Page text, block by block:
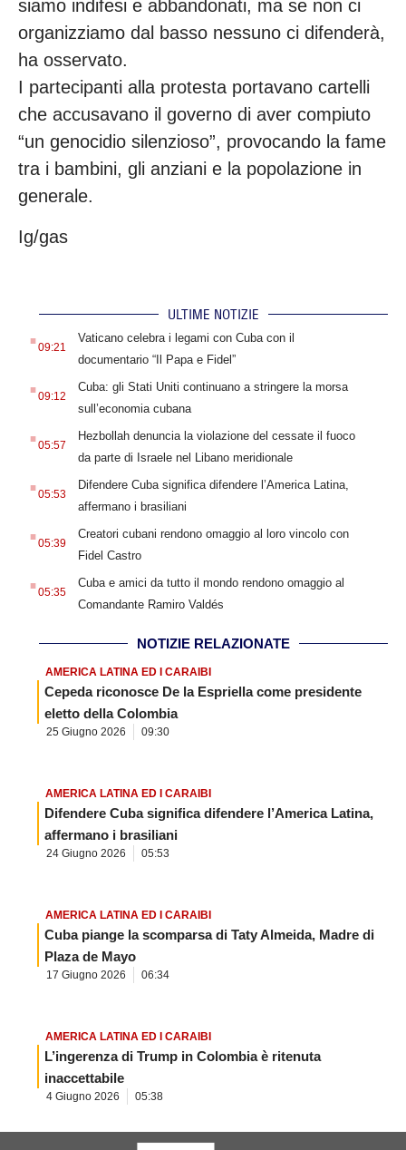
siamo indifesi e abbandonati, ma se non ci
organizziamo dal basso nessuno ci difenderà,
ha osservato.
I partecipanti alla protesta portavano cartelli
che accusavano il governo di aver compiuto
“un genocidio silenzioso”, provocando la fame
tra i bambini, gli anziani e la popolazione in
generale.
Ig/gas
ULTIME NOTIZIE
.09:21
Vaticano celebra i legami con Cuba con il
documentario “Il Papa e Fidel”
.09:12
Cuba: gli Stati Uniti continuano a stringere la morsa
sull’economia cubana
.05:57
Hezbollah denuncia la violazione del cessate il fuoco
da parte di Israele nel Libano meridionale
.05:53
Difendere Cuba significa difendere l’America Latina,
affermano i brasiliani
.05:39
Creatori cubani rendono omaggio al loro vincolo con
Fidel Castro
.05:35
Cuba e amici da tutto il mondo rendono omaggio al
Comandante Ramiro Valdés
NOTIZIE RELAZIONATE
AMERICA LATINA ED I CARAIBI
Cepeda riconosce De la Espriella come presidente
eletto della Colombia
25 Giugno 2026 09:30
AMERICA LATINA ED I CARAIBI
Difendere Cuba significa difendere l’America Latina,
affermano i brasiliani
24 Giugno 2026 05:53
AMERICA LATINA ED I CARAIBI
Cuba piange la scomparsa di Taty Almeida, Madre di
Plaza de Mayo
17 Giugno 2026 06:34
AMERICA LATINA ED I CARAIBI
L’ingerenza di Trump in Colombia è ritenuta
inaccettabile
4 Giugno 2026 05:38